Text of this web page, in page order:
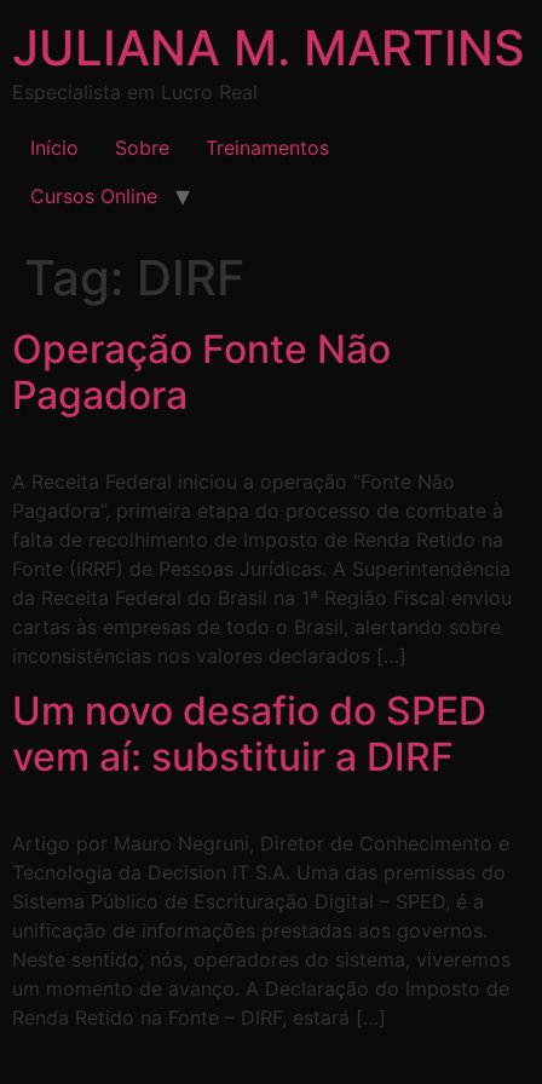
JULIANA M. MARTINS
Especialista em Lucro Real
Início Sobre
Treinamentos
Cursos Online
Tag: DIRF
Operação Fonte Não
Pagadora
A Receita Federal iniciou a operação “Fonte Não
Pagadora”, primeira etapa do processo de combate à
falta de recolhimento de Imposto de Renda Retido na
Fonte (IRRF) de Pessoas Jurídicas. A Superintendência
da Receita Federal do Brasil na 1ª Região Fiscal enviou
cartas às empresas de todo o Brasil, alertando sobre
inconsistências nos valores declarados […]
Um novo desafio do SPED
vem aí: substituir a DIRF
Artigo por Mauro Negruni, Diretor de Conhecimento e
Tecnologia da Decision IT S.A. Uma das premissas do
Sistema Público de Escrituração Digital – SPED, é a
unificação de informações prestadas aos governos.
Neste sentido, nós, operadores do sistema, viveremos
um momento de avanço. A Declaração do Imposto de
Renda Retido na Fonte – DIRF, estará […]